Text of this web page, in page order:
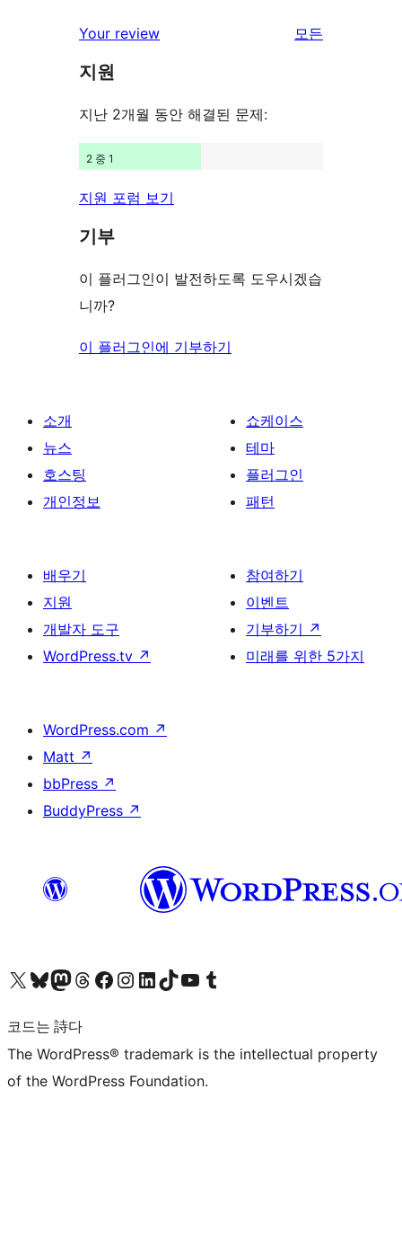
기
후
기
점
후
Your review
모든
지원
지난 2개월 동안 해결된 문제:
2 중 1
지원 포럼 보기
기부
이 플러그인이 발전하도록 도우시겠습
니까?
이 플러그인에 기부하기
소개
뉴스
호스팅
개인정보
쇼케이스
테마
플러그인
패턴
배우기
지원
개발자 도구
WordPress.tv ↗
참여하기
이벤트
기부하기 ↗
미래를 위한 5가지
WordPress.com ↗
Matt ↗
bbPress ↗
BuddyPress ↗
X(이전 트위터) 계정 방문하기블루스카이 계정 방문하기마스토돈 계정 방문하기스레드 계정 방문하기 페이스북 페이지 방문하기인스타그램 계정 방문하기 LinkedIn 계정 방문하기틱톡 계정 방문하기유튜브 채널 방문하기 텀블러 계정 방문하기
코드는 詩다
The WordPress® trademark is the intellectual property
of the WordPress Foundation.